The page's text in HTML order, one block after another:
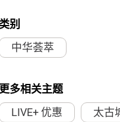
别
中华荟萃
更多相关主题
LIVE+ 优惠
太古